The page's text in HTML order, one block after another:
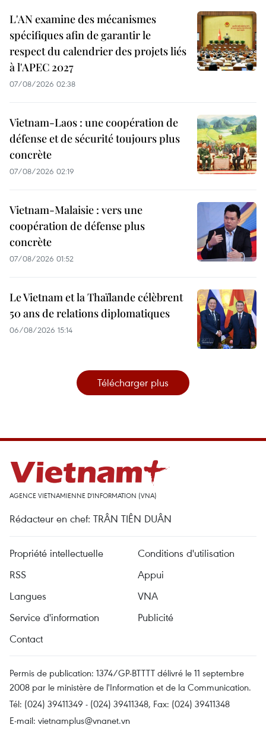
L'AN examine des mécanismes
spécifiques afin de garantir le
respect du calendrier des projets liés
à l'APEC 2027
07/08/2026 02:38
Vietnam-Laos : une coopération de
défense et de sécurité toujours plus
concrète
07/08/2026 02:19
Vietnam-Malaisie : vers une
coopération de défense plus
concrète
07/08/2026 01:52
Le Vietnam et la Thaïlande célèbrent
50 ans de relations diplomatiques
06/08/2026 15:14
Télécharger plus
AGENCE VIETNAMIENNE D'INFORMATION (VNA)
Rédacteur en chef: TRÂN TIÊN DUÂN
Propriété intellectuelle
Conditions d'utilisation
RSS
Appui
Langues
VNA
Service d'information
Publicité
Contact
Permis de publication: 1374/GP-BTTTT délivré le 11 septembre
2008 par le ministère de l'Information et de la Communication.
Tél: (024) 39411349 - (024) 39411348, Fax: (024) 39411348
E-mail: vietnamplus@vnanet.vn